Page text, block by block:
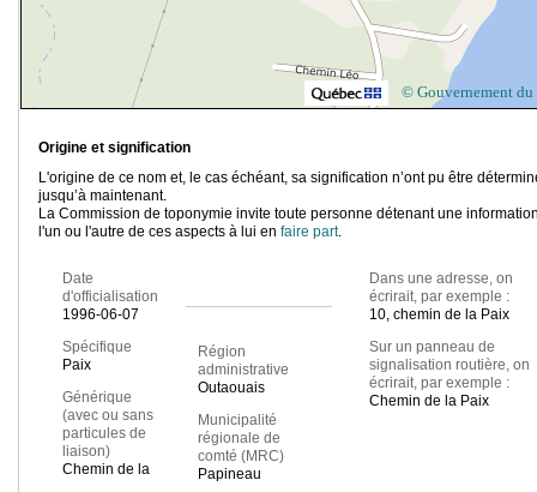
© Gouvernement du
Origine et signification
L'origine de ce nom et, le cas échéant, sa signification n’ont pu être
jusqu’à maintenant.
La Commission de toponymie invite toute personne détenant une
l'un ou l'autre de ces aspects à lui en faire part.
Date
d'officialisation
1996-06-07
Spécifique
Paix
Générique
(avec ou sans
particules de
liaison)
Chemin de la
Région
administrative
Outaouais
Municipalité
régionale de
comté (MRC)
Papineau
Dans une adresse, on
écrirait, par exemple :
10, chemin de la Paix
Sur un panneau de
signalisation routière, on
écrirait, par exemple :
Chemin de la Paix